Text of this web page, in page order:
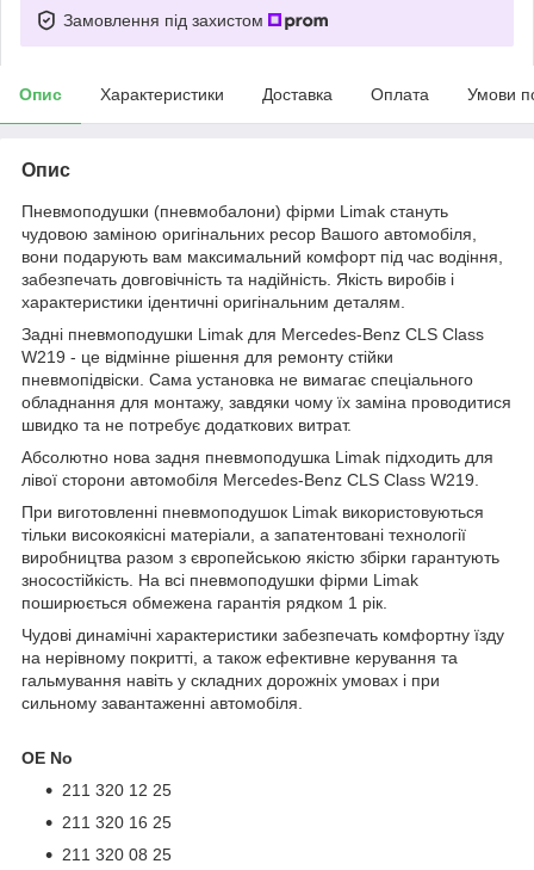
Замовлення під захистом
Опис Характеристики Доставка Оплата Умови
Опис
Пневмоподушки (пневмобалони) фірми Limak стануть
чудовою заміною оригінальних ресор Вашого автомобіля,
вони подарують вам максимальний комфорт під час водіння,
забезпечать довговічність та надійність. Якість виробів і
характеристики ідентичні оригінальним деталям.
Задні пневмоподушки Limak для Mercedes-Benz CLS Class
W219 - це відмінне рішення для ремонту стійки
пневмопідвіски. Сама установка не вимагає спеціального
обладнання для монтажу, завдяки чому їх заміна проводитися
швидко та не потребує додаткових витрат.
Абсолютно нова задня пневмоподушка Limak підходить для
лівої сторони автомобіля Mercedes-Benz CLS Class W219.
При виготовленні пневмоподушок Limak використовуються
тільки високоякісні матеріали, а запатентовані технології
виробництва разом з європейською якістю збірки гарантують
зносостійкість. На всі пневмоподушки фірми Limak
поширюється обмежена гарантія рядком 1 рік.
Чудові динамічні характеристики забезпечать комфортну їзду
на нерівному покритті, а також ефективне керування та
гальмування навіть у складних дорожніх умовах і при
сильному завантаженні автомобіля.
OE No
211 320 12 25
211 320 16 25
211 320 08 25